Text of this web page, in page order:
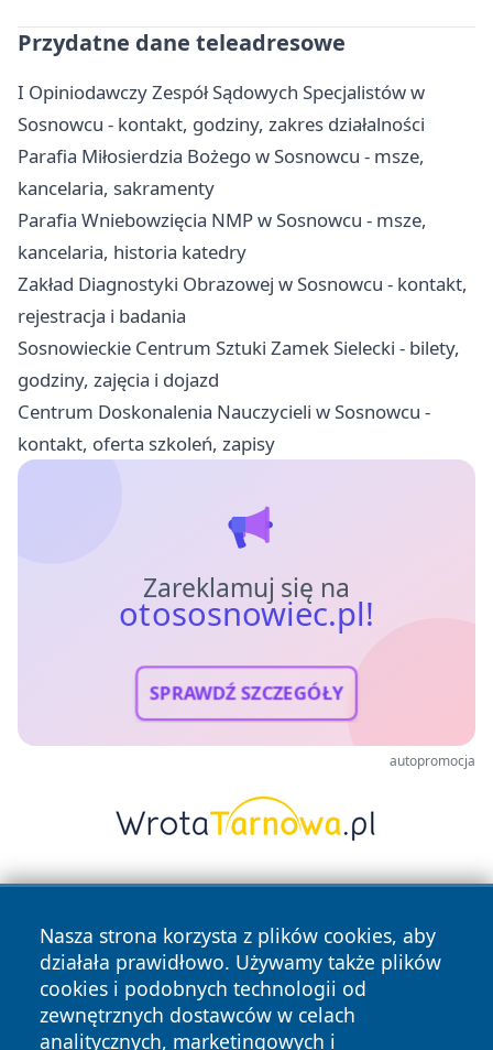
Przydatne dane teleadresowe
I Opiniodawczy Zespół Sądowych Specjalistów w
Sosnowcu - kontakt, godziny, zakres działalności
Parafia Miłosierdzia Bożego w Sosnowcu - msze,
kancelaria, sakramenty
Parafia Wniebowzięcia NMP w Sosnowcu - msze,
kancelaria, historia katedry
Zakład Diagnostyki Obrazowej w Sosnowcu - kontakt,
rejestracja i badania
Sosnowieckie Centrum Sztuki Zamek Sielecki - bilety,
godziny, zajęcia i dojazd
Centrum Doskonalenia Nauczycieli w Sosnowcu -
kontakt, oferta szkoleń, zapisy
Zareklamuj się na
otososnowiec.pl!
SPRAWDŹ SZCZEGÓŁY
autopromocja
Nasza strona korzysta z plików cookies, aby
działała prawidłowo. Używamy także plików
cookies i podobnych technologii od
zewnętrznych dostawców w celach
analitycznych, marketingowych i
Copyright © 2026 otososnowiec.pl Wszystkie prawa
zastrzeżone.